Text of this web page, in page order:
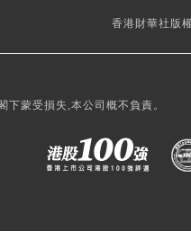
香港財華社版
蒙受損失,本公司概不負責。